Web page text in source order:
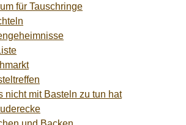
für Tauschringe
nicht mit Basteln zu tun hat